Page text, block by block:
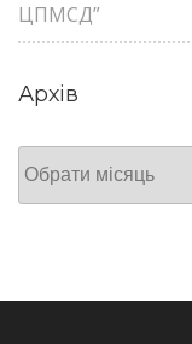
ЦПМСД”
Архів
Архів